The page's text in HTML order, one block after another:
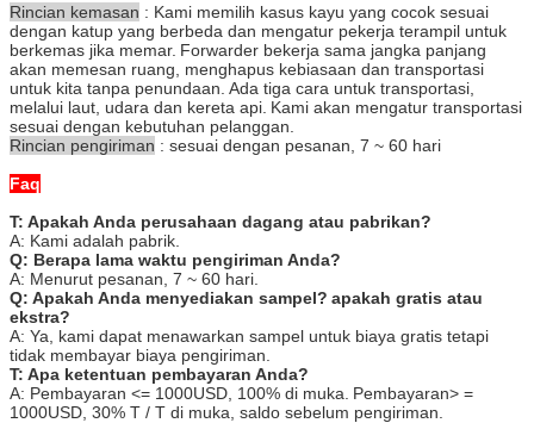
Rincian kemasan : Kami memilih kasus kayu yang cocok sesuai
dengan katup yang berbeda dan mengatur pekerja terampil untuk
berkemas jika memar. Forwarder bekerja sama jangka panjang
akan memesan ruang, menghapus kebiasaan dan transportasi
untuk kita tanpa penundaan. Ada tiga cara untuk transportasi,
melalui laut, udara dan kereta api. Kami akan mengatur transportasi
sesuai dengan kebutuhan pelanggan.
Rincian pengiriman : sesuai dengan pesanan, 7 ~ 60 hari
Faq
T: Apakah Anda perusahaan dagang atau pabrikan?
A: Kami adalah pabrik.
Q: Berapa lama waktu pengiriman Anda?
A: Menurut pesanan, 7 ~ 60 hari.
Q: Apakah Anda menyediakan sampel? apakah gratis atau
ekstra?
A: Ya, kami dapat menawarkan sampel untuk biaya gratis tetapi
tidak membayar biaya pengiriman.
T: Apa ketentuan pembayaran Anda?
A: Pembayaran <= 1000USD, 100% di muka. Pembayaran> =
1000USD, 30% T / T di muka, saldo sebelum pengiriman.